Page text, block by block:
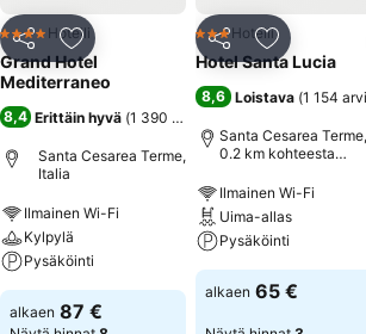
Jaa Lisää suosikkeihin
4 Tähtiluokitus
Hotelli
Grand Hotel
Mediterraneo
8,4 Erittäin hyvä (1 390 arviota
Santa Cesarea Terme,
Italia
Ilmainen Wi-Fi
Kylpylä
Pysäköinti
alkaen 87 €
Jaa Lisää
3 Tähtiluokitus
Hotelli
Hotel Santa Lucia
8,6 Loistava (1 154
Santa Cesarea Terme,
0.2 km kohteesta
Ilmainen Wi-Fi
Uima-allas
Pysäköinti
alkaen 65 €